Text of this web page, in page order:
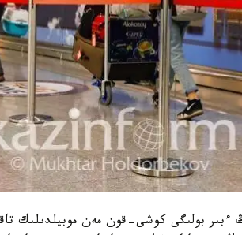
ءبىر بولىگى كوشى-قون مەن موبيلدىلىك